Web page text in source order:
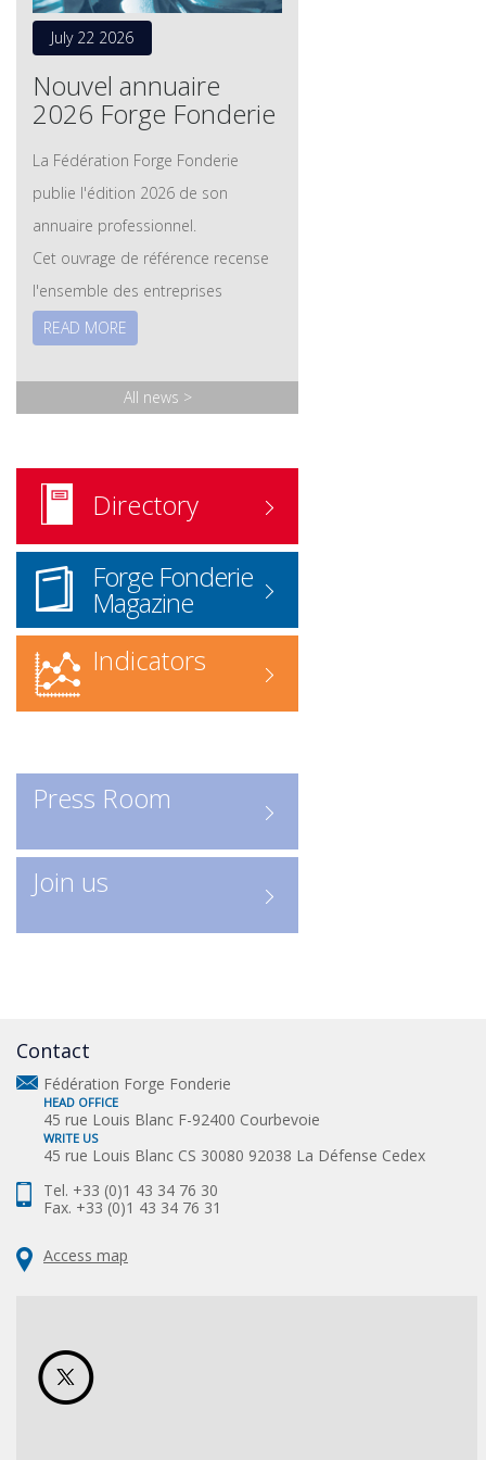
July 22 2026
Nouvel annuaire
2026 Forge Fonderie
La Fédération Forge Fonderie
publie l'édition 2026 de son
annuaire professionnel.
Cet ouvrage de référence recense
l'ensemble des entreprises
adhérentes des secteurs de la
leurs savoir-faire, leurs technologies
et leurs expertises. Les membres
prestataires – y sont également
référencés.
Version papier: disponible sur
demande.
Commander l'annuaire
www.forgefonderie.org/fr/la-
federation/rechercher-une-
entreprise-forge-fonderie/contact
directement à l’annuaire numérique
Consulter les entreprises :
Un outil indispensable pour
découvrir les acteurs clés de la
READ MORE
All news >
Directory
Forge Fonderie
Magazine
Indicators
Press Room
Join us
Contact
Fédération Forge Fonderie
HEAD OFFICE
45 rue Louis Blanc F-92400 Courbevoie
WRITE US
45 rue Louis Blanc CS 30080 92038 La Défense Cedex
Tel. +33 (0)1 43 34 76 30
Fax. +33 (0)1 43 34 76 31
Access map